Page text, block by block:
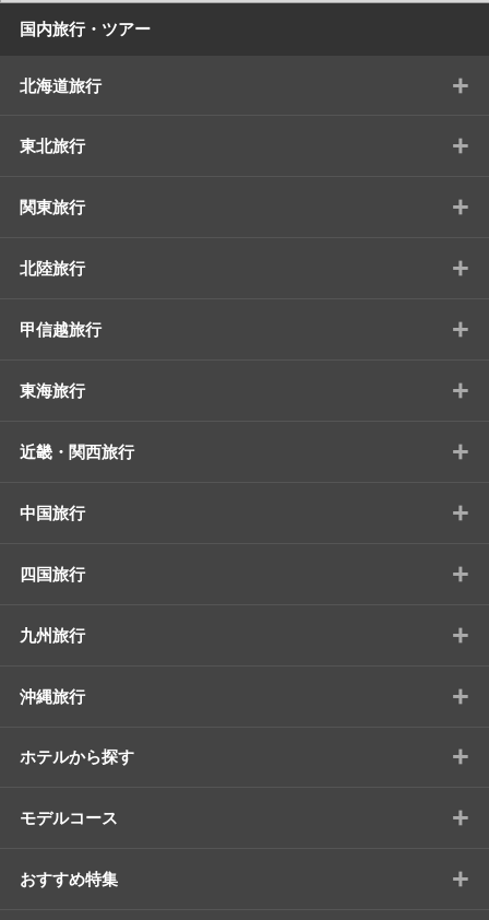
国内旅行・ツアー
北海道旅行 +
東北旅行 +
関東旅行 +
北陸旅行 +
甲信越旅行 +
東海旅行 +
近畿・関西旅行 +
中国旅行 +
四国旅行 +
九州旅行 +
沖縄旅行 +
ホテルから探す +
モデルコース +
おすすめ特集 +